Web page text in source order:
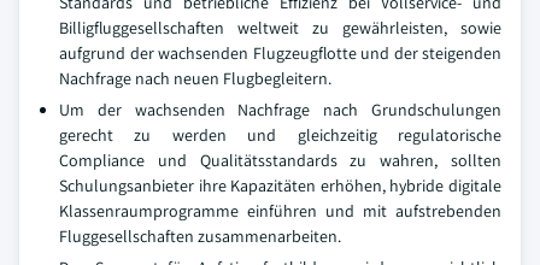
Billigfluggesellschaften weltweit zu gewährleisten, sowie
aufgrund der wachsenden Flugzeugflotte und der steigenden
Nachfrage nach neuen Flugbegleitern.
Um der wachsenden Nachfrage nach Grundschulungen
gerecht zu werden und gleichzeitig regulatorische
Compliance und Qualitätsstandards zu wahren, sollten
Schulungsanbieter ihre Kapazitäten erhöhen, hybride digitale
Klassenraumprogramme einführen und mit aufstrebenden
Fluggesellschaften zusammenarbeiten.